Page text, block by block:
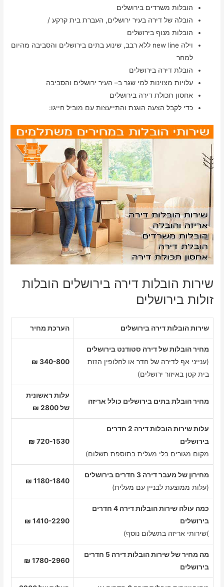
הובלות משרדים בירושלים
הובלה של דירה בעיר ירושלים, העברת בית קרקע /
הובלות מנוף בירושלים
וילה new line ללא רבב, שינוע בתים בירושלים והסביבה מהיום
למחר
הובלת דירה בירושלים
עלויות מצוינות למי שגר ב– העיר ירושלים והסביבה
אחסון תכולת דירה בירושלים
כדי לקבל הצעה הוגנת והתייעצות עם מוביל חייגו:
שירות הובלות דירה בירושלים הובלות
זולות בירושלים
שירות הובלות דירה בירושלים הערכת מחיר
מחיר הובלות של דירה סטודנט בירושלים
(ענייני אף לדירה של חדר או לחלופין הזזת
בית קטן באיזור ירושלים)
340-800 ₪
מחיר הובלת בתים בירושלים כולל אריזה
עלות ראשונית
של 2800 ₪
עלות שירות הובלות דירה 2 חדרים
בירושלים
מקום מגורים בלי מעלית בתוספת תשלום)
720-1530 ₪
מחירון של מעבר דירה 3 חדרים בירושלים
(עלות ממוצעת לבניין עם מעלית)
1180-1840 ₪
כמה עולה שירות הובלות דירה 4 חדרים
בירושלים
)שירותי אריזה בתשלום נוסף)
1410-2290 ₪
מה מחיר של שירות הובלות דירה 5 חדרים
בירושלים
1780-2960 ₪